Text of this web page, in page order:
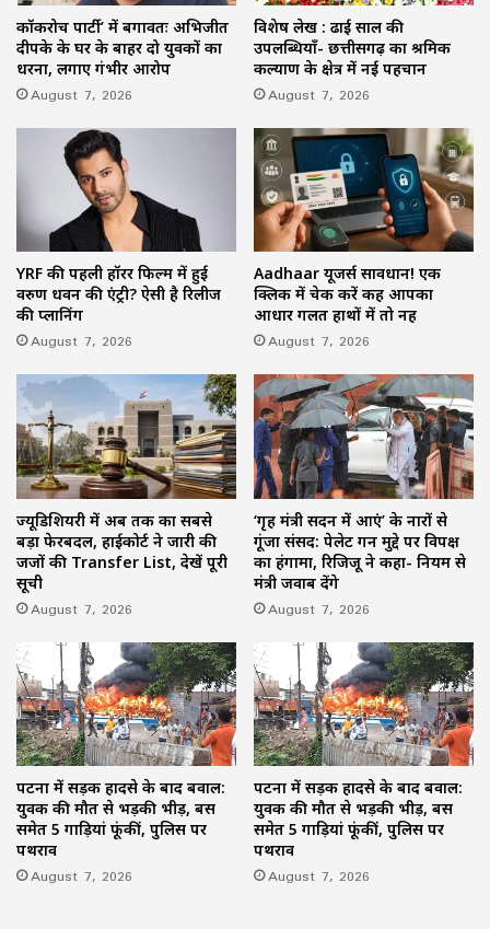
कॉकरोच पार्टी’ में बगावतः अभिजीत
दीपके के घर के बाहर दो युवकों का
धरना, लगाए गंभीर आरोप
August 7, 2026
विशेष लेख : ढाई साल की
उपलब्धियाँ- छत्तीसगढ़ का श्रमिक
कल्याण के क्षेत्र में नई पहचान
August 7, 2026
YRF की पहली हॉरर फिल्म में हुई
वरुण धवन की एंट्री? ऐसी है रिलीज
की प्लानिंग
August 7, 2026
Aadhaar यूजर्स सावधान! एक
क्लिक में चेक करें कहीं आपका
आधार गलत हाथों में तो नहीं
August 7, 2026
ज्यूडिशियरी में अब तक का सबसे
बड़ा फेरबदल, हाईकोर्ट ने जारी की
जजों की Transfer List, देखें पूरी
सूची
August 7, 2026
‘गृह मंत्री सदन में आएं’ के नारों से
गूंजा संसद: पेलेट गन मुद्दे पर विपक्ष
का हंगामा, रिजिजू ने कहा- नियम से
मंत्री जवाब देंगे
August 7, 2026
पटना में सड़क हादसे के बाद बवाल:
युवक की मौत से भड़की भीड़, बस
समेत 5 गाड़ियां फूंकीं, पुलिस पर
पथराव
August 7, 2026
पटना में सड़क हादसे के बाद बवाल:
युवक की मौत से भड़की भीड़, बस
समेत 5 गाड़ियां फूंकीं, पुलिस पर
पथराव
August 7, 2026